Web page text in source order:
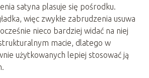
satyna plasuje się pośrodku.
więc zwykłe zabrudzenia usuwa
nieco bardziej widać na niej
macie, dlatego w
użytkowanych lepiej stosować ją